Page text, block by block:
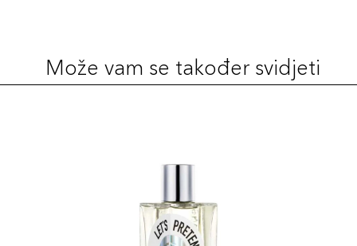
Može vam se također svidjeti